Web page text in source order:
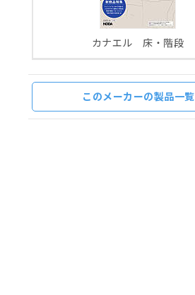
カナエル 床・階段
このメーカーの製品一覧